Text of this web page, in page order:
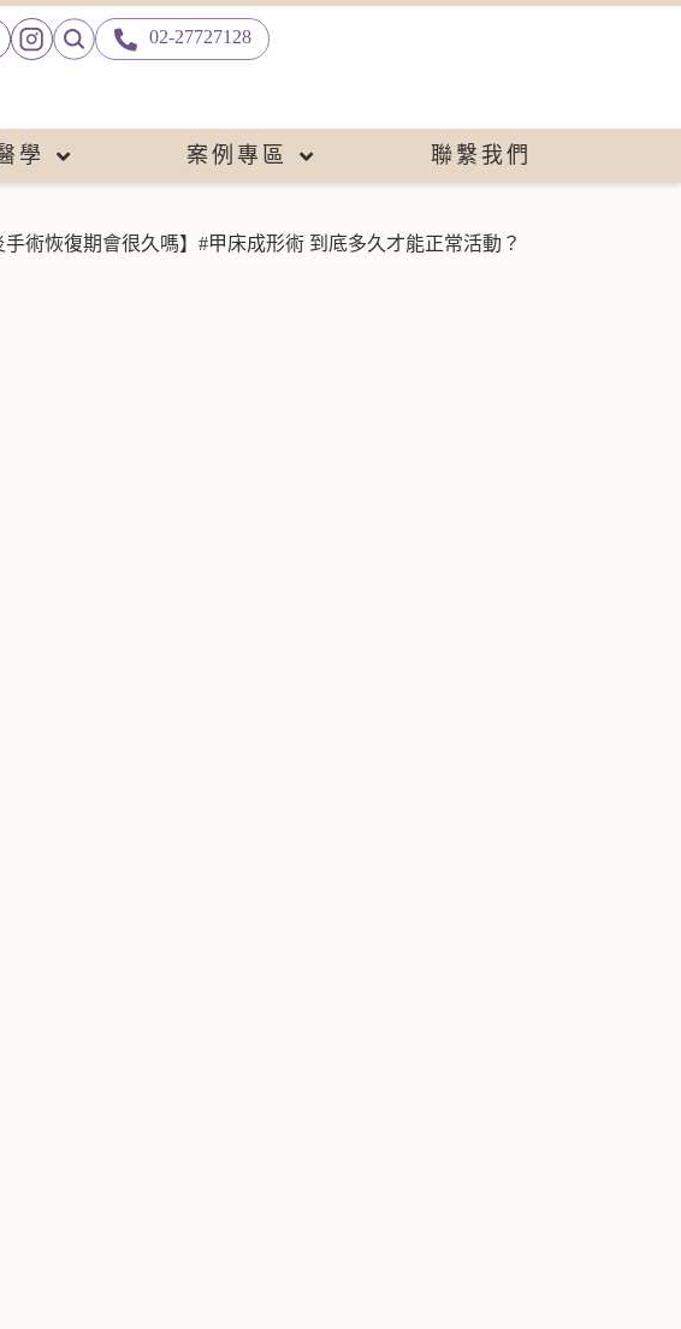
02-27727128
學 案例專區 聯繫我們
手術恢復期會很久嗎】#甲床成形術 到底多久才能正常活動？